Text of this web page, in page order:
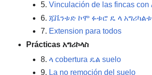
5. Vinculación de las fincas
6. ጁቬንቱድ ኮሞ ፉቱሮ ዴ ላ
7. Extension para todos
Prácticas አግሪኮላስ
8. ላ cobertura ዴል suelo
9. La no remoción del suelo